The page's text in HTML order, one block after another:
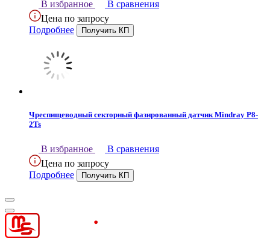
В избранное
В сравнения
Цена по запросу
Подробнее
Чреспищеводный секторный фазированный датчик Mindray P8-
2Ts
В избранное
В сравнения
Цена по запросу
Подробнее